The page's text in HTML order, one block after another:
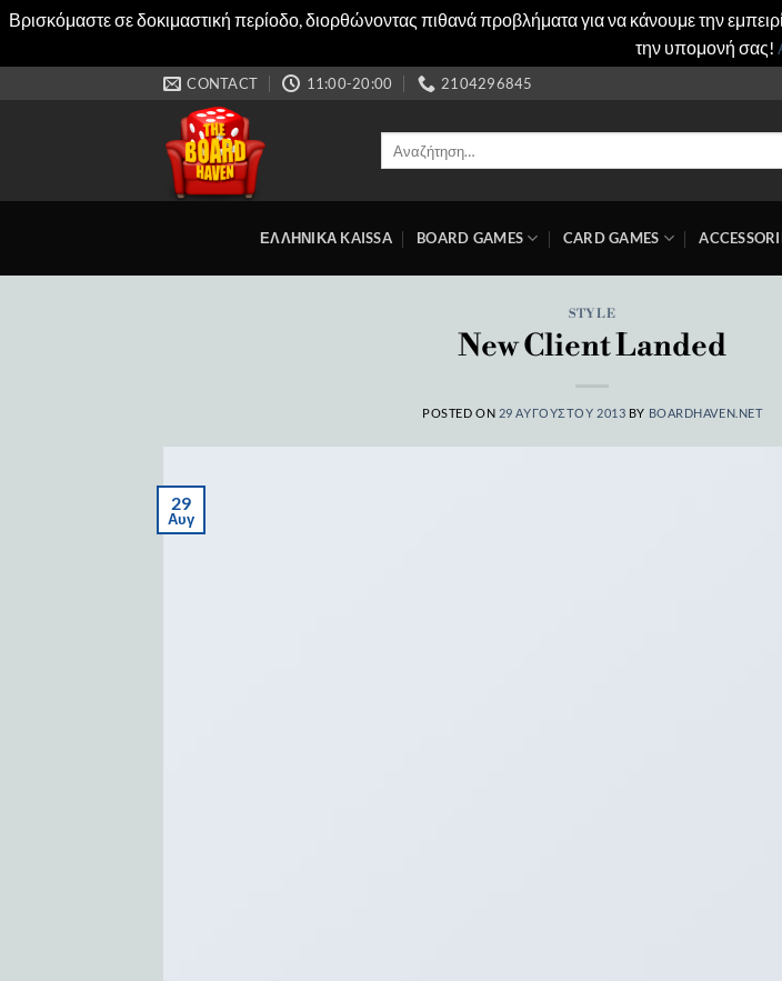
Βρισκόμαστε σε δοκιμαστική περίοδο, διορθώνοντας πιθανά προβλήματα για να κάνουμε την
την υπομονή σας!
CONTACT 11:00-20:00 2104296845
ΕΛΛΗΝΙΚΑ KAISSA BOARD GAMES CARD GAMES
STYLE
New Client Landed
POSTED ON 29 ΑΥΓΟΎΣΤΟΥ 2013 BY BOARDHAVEN.NET
29
Αυγ